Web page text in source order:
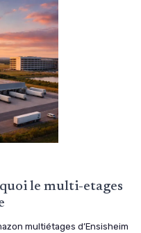
le multi-etages
multiétages d’Ensisheim